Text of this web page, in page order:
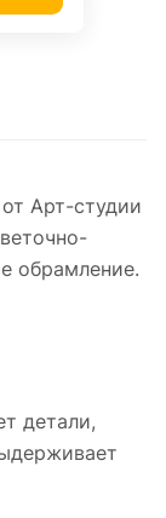
Арт-студии
обрамление.
детали,